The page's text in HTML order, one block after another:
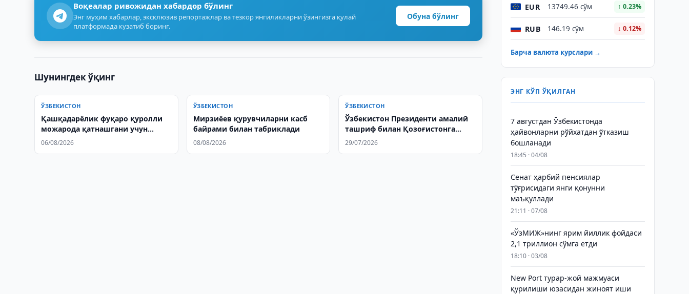
Воқеалар ривожидан хабардор бўлинг
Энг муҳим хабарлар, эксклюзив репортажлар ва тезкор янгиликларни ўзингизга қулай
платформада кузатиб боринг.
Обуна бўлинг
Шунингдек ўқинг
ЎЗБЕКИСТОН
Қашқадарёлик фуқаро қуролли
можарода қатнашгани учун
судланди
06/08/2026
ЎЗБЕКИСТОН
Мирзиёев қурувчиларни касб
байрами билан табриклади
08/08/2026
ЎЗБЕКИСТОН
Ўзбекистон Президенти амалий
ташриф билан Қозоғистонга
жўнаб кетди
29/07/2026
EUR 13749.46 сўм ↑ 0.23%
RUB 146.19 сўм ↓ 0.12%
Барча валюта курслари →
ЭНГ КЎП ЎҚИЛГАН
7 августдан Ўзбекистонда
ҳайвонларни рўйхатдан ўтказиш
бошланади
18:45 · 04/08
Сенат ҳарбий пенсиялар
тўғрисидаги янги қонунни
маъқуллади
21:11 · 07/08
«ЎзМИЖ»нинг ярим йиллик фойдаси
2,1 триллион сўмга етди
18:10 · 03/08
New Port турар-жой мажмуаси
қурилиши юзасидан жиноят иши